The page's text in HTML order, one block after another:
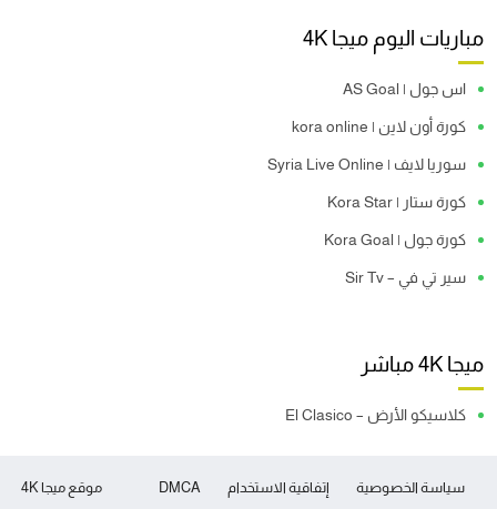
مباريات اليوم ميجا 4K
اس جول | AS Goal
كورة أون لاين | kora online
سوريا لايف | Syria Live Online
كورة ستار | Kora Star
كورة جول | Kora Goal
سير تي في – Sir Tv
ميجا 4K مباشر
كلاسيكو الأرض – El Clasico
موقع ميجا 4K سياسة الخصوصية إتفاقية الاستخدام DMCA